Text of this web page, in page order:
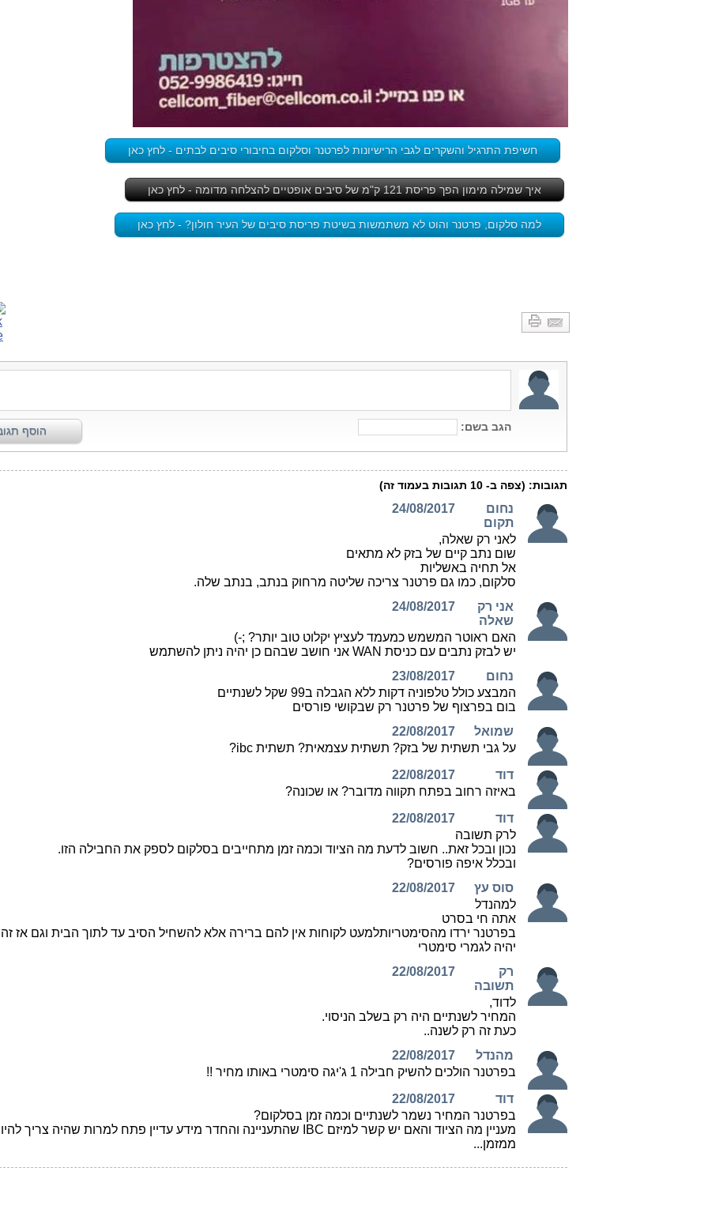
חשיפת התרגיל והשקרים לגבי הרישיונות לפרטנר וסלקום בחיבורי סיבים לבתים - לחץ כאן
איך שמילה מימון הפך פריסת 121 ק"מ של סיבים אופטיים להצלחה מדומה - לחץ כאן
למה סלקום, פרטנר והוט לא משתמשות בשיטת פריסת סיבים של העיר חולון? - לחץ כאן